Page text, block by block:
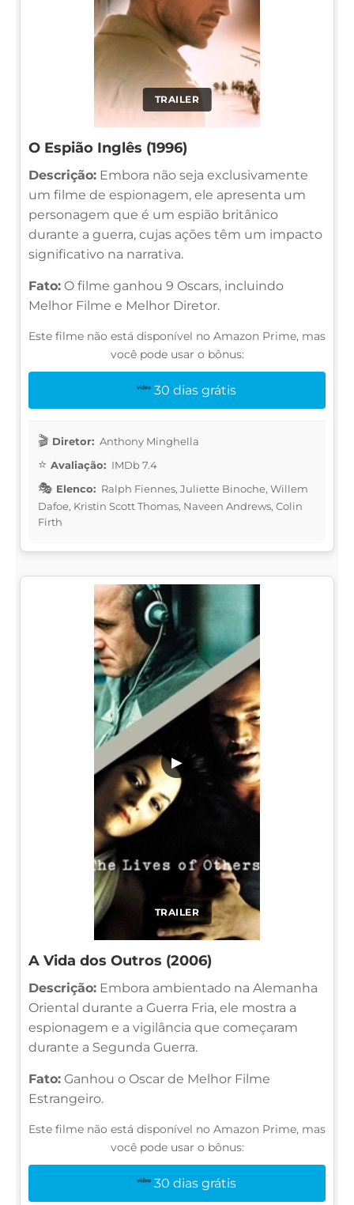
TRAILER
O Espião Inglês (1996)
Descrição: Embora não seja exclusivamente
um filme de espionagem, ele apresenta um
personagem que é um espião britânico
durante a guerra, cujas ações têm um impacto
significativo na narrativa.
Fato: O filme ganhou 9 Oscars, incluindo
Melhor Filme e Melhor Diretor.
Este filme não está disponível no Amazon Prime, mas
você pode usar o bônus:
30 dias grátis
Diretor: Anthony Minghella
Avaliação: IMDb 7.4
Elenco: Ralph Fiennes, Juliette Binoche, Willem
Dafoe, Kristin Scott Thomas, Naveen Andrews, Colin
Firth
TRAILER
▶
A Vida dos Outros (2006)
Descrição: Embora ambientado na Alemanha
Oriental durante a Guerra Fria, ele mostra a
espionagem e a vigilância que começaram
durante a Segunda Guerra.
Fato: Ganhou o Oscar de Melhor Filme
Estrangeiro.
Este filme não está disponível no Amazon Prime, mas
você pode usar o bônus:
30 dias grátis